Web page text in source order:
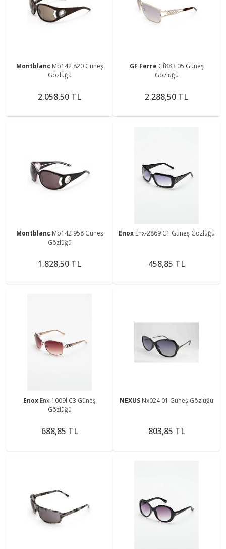
Montblanc Mb142 820 Güneş
Gözlüğü
2.058,50 TL
GF Ferre Gf883 05 Güneş
Gözlüğü
2.288,50 TL
Montblanc Mb142 958 Güneş
Gözlüğü
1.828,50 TL
Enox Enx-2869 C1 Güneş Gözlüğü
458,85 TL
Enox Enx-1009l C3 Güneş
Gözlüğü
688,85 TL
NEXUS Nx024 01 Güneş Gözlüğü
803,85 TL